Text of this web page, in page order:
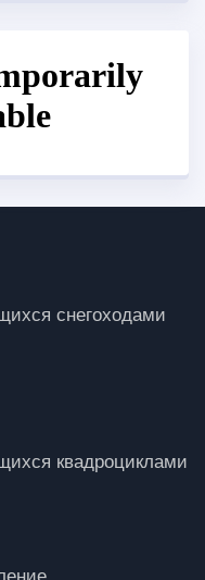
снегоходами
квадроциклами